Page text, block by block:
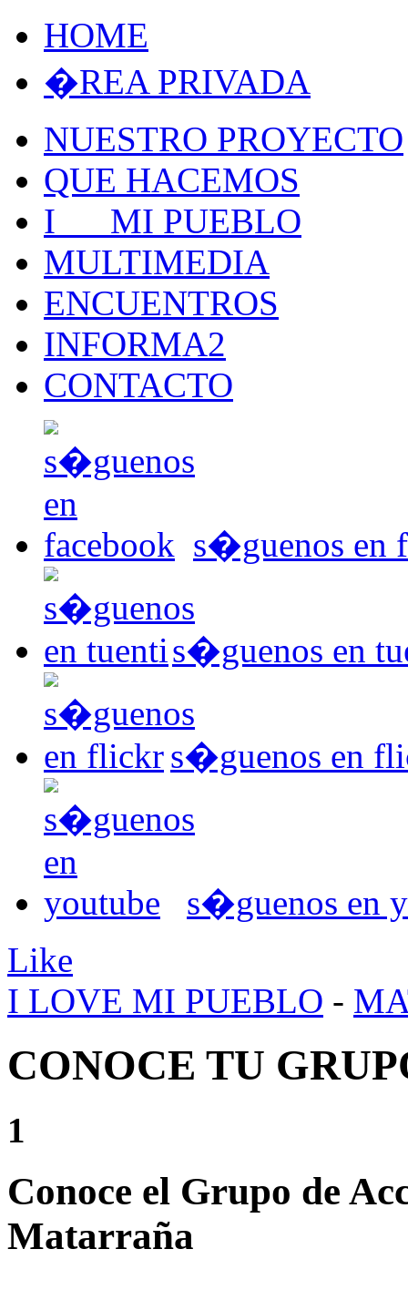
HOME
�REA PRIVADA
NUESTRO PROYECTO
QUE HACEMOS
I MI PUEBLO
MULTIMEDIA
ENCUENTROS
INFORMA2
CONTACTO
s�guenos en
s�guenos en
s�guenos en
s�guenos en
Like
I LOVE MI PUEBLO -
CONOCE TU
1
Conoce el Grupo de
Matarraña